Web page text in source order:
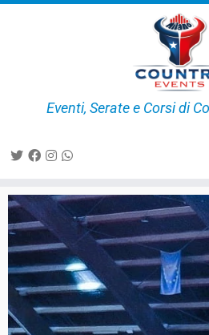
Eventi, Serate e Corsi di